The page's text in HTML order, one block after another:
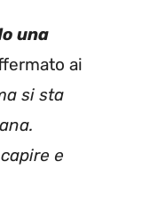
una
ai
si sta
e